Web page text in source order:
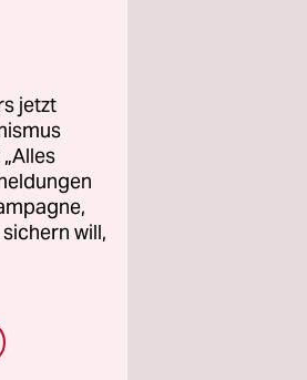
jetzt
will,